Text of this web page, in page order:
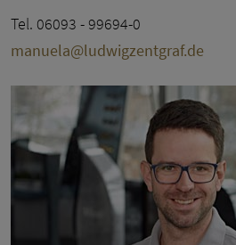
Tel. 06093 - 99694-0
manuela@ludwigzentgraf.de